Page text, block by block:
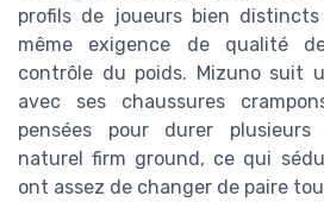
profils de joueurs bien
même exigence de qualité
contrôle du poids. Mizuno suit
avec ses chaussures
pensées pour durer
naturel firm ground, ce qui
ont assez de changer de paire